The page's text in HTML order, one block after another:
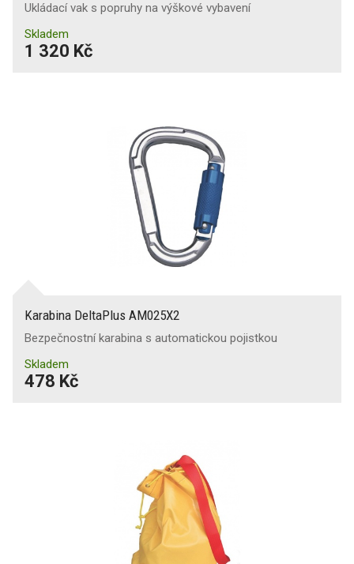
Ukládací vak s popruhy na výškové vybavení
Skladem
1 320 Kč
Karabina DeltaPlus AM025X2
Bezpečnostní karabina s automatickou pojistkou
Skladem
478 Kč